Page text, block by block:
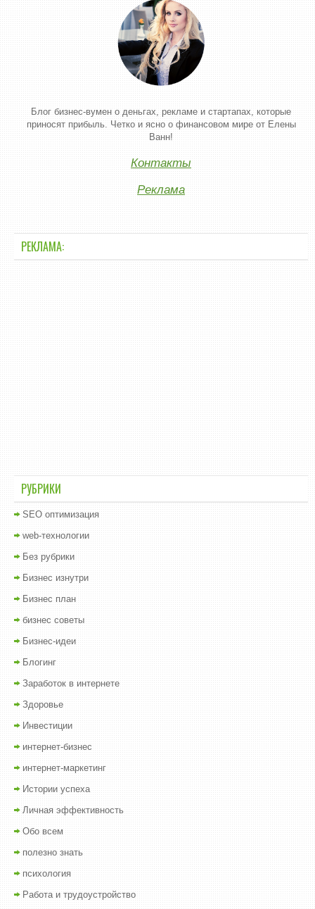
Блог бизнес-вумен о деньгах, рекламе и стартапах, которые
приносят прибыль. Четко и ясно о финансовом мире от Елены
Ванн!
Контакты
Реклама
РЕКЛАМА:
РУБРИКИ
SEO оптимизация
web-технологии
Без рубрики
Бизнес изнутри
Бизнес план
бизнес советы
Бизнес-идеи
Блогинг
Заработок в интернете
Здоровье
Инвестиции
интернет-бизнес
интернет-маркетинг
Истории успеха
Личная эффективность
Обо всем
полезно знать
психология
Работа и трудоустройство